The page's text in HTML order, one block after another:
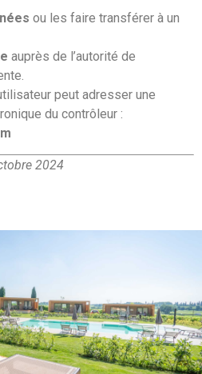
ou les faire transférer à un
auprès de l’autorité de
peut adresser une
du contrôleur :
2024